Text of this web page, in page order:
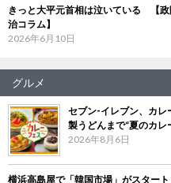
きっと大平元首相は泣いている 【
治コラム】
2026年6月10日
グルメ
セブン‐イレブン、カ
製うどんまで“夏のカレ
2026年8月6日
横浜高島屋で「韓国市場」がスター